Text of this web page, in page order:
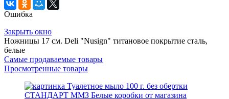
Ошибка
Закрыть окно
Ножницы 17 см. Deli "Nusign" титановое покрытие сталь,
белые
Самые продаваемые товары
Просмотренные товары